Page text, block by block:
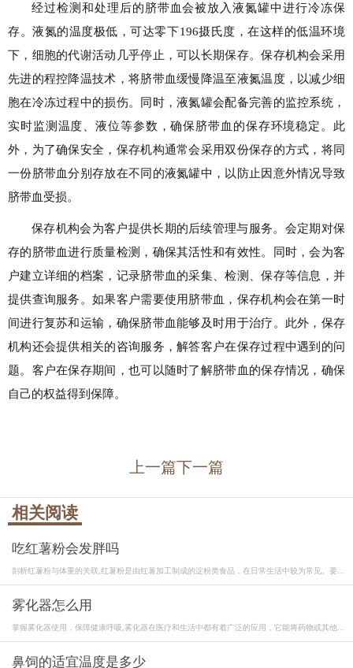
经过检测和处理后的脐带血会被放入液氮罐中进行冷冻保
存。液氮的温度极低，可达零下196摄氏度，在这样的低温环境
下，细胞的代谢活动几乎停止，可以长期保存。保存机构会采用
先进的程控降温技术，将脐带血缓慢降温至液氮温度，以减少细
胞在冷冻过程中的损伤。同时，液氮罐会配备完善的监控系统，
实时监测温度、液位等参数，确保脐带血的保存环境稳定。此
外，为了确保安全，保存机构通常会采用双份保存的方式，将同
一份脐带血分别存放在不同的液氮罐中，以防止因意外情况导致
脐带血受损。
保存机构会为客户提供长期的后续管理与服务。会定期对保
存的脐带血进行质量检测，确保其活性和有效性。同时，会为客
户建立详细的档案，记录脐带血的采集、检测、保存等信息，并
提供查询服务。如果客户需要使用脐带血，保存机构会在第一时
间进行复苏和运输，确保脐带血能够及时用于治疗。此外，保存
机构还会提供相关的咨询服务，解答客户在保存过程中遇到的问
题。客户在保存期间，也可以随时了解脐带血的保存情况，确保
自己的权益得到保障。
上一篇下一篇
相关阅读
吃红薯粉会发胖吗
剖析红薯粉与体重的关联,红薯粉是由红薯加工制成的淀粉类食品，在日常生活中较为常见。要...
雾化器怎么用
掌握雾化器使用，保障健康呼吸,雾化器在医疗和生活中都有着广泛的应用，它能将药物或其他...
鼻饲的适宜温度是多少